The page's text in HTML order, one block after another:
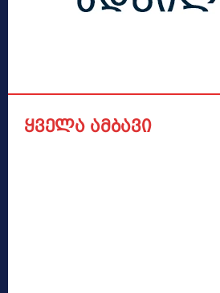
ყველა ამბავი